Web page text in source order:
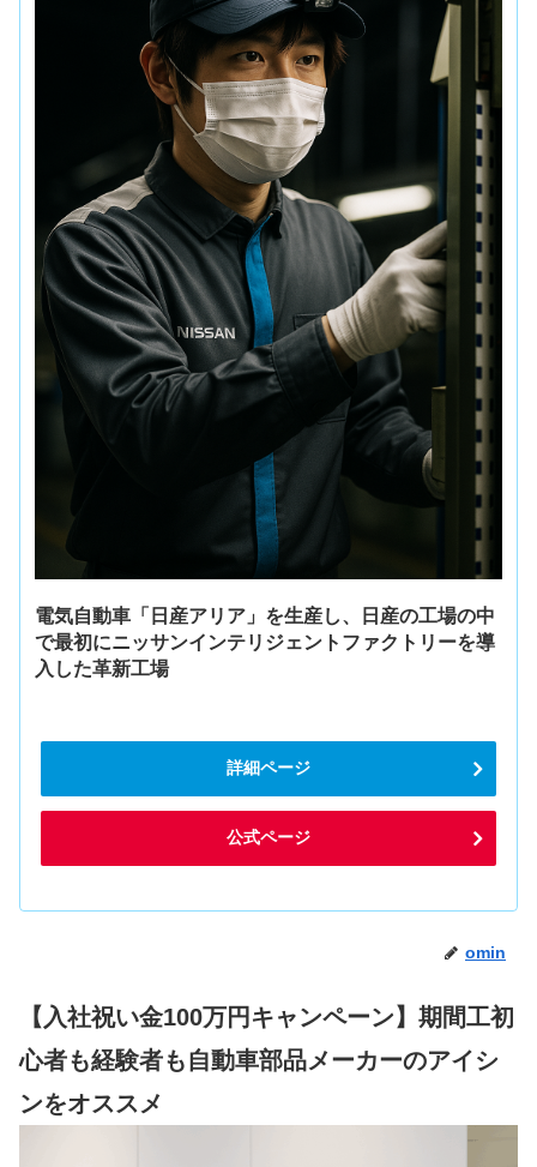
電気自動車「日産アリア」を生産し、日産の工場の中
で最初にニッサンインテリジェントファクトリーを導
入した革新工場
詳細ページ
公式ページ
omin
【入社祝い金100万円キャンペーン】期間工初
心者も経験者も自動車部品メーカーのアイシ
ンをオススメ